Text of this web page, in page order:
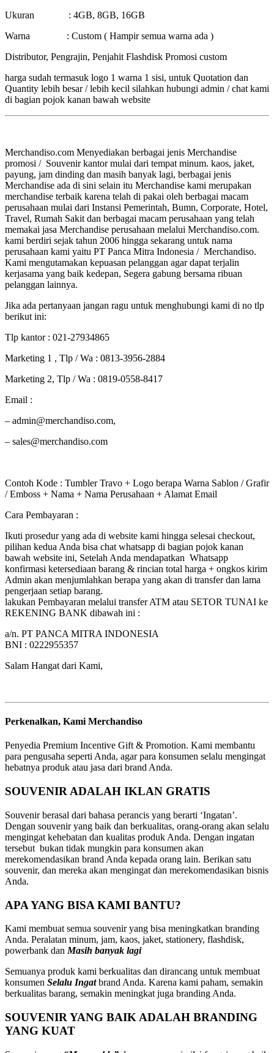
Ukuran : 4GB, 8GB, 16GB
Warna : Custom ( Hampir semua warna ada )
Distributor, Pengrajin, Penjahit Flashdisk Promosi custom
harga sudah termasuk logo 1 warna 1 sisi, untuk Quotation dan
Quantity lebih besar / lebih kecil silahkan hubungi admin / chat kami
di bagian pojok kanan bawah website
Merchandiso.com Menyediakan berbagai jenis Merchandise
promosi / Souvenir kantor mulai dari tempat minum. kaos, jaket,
payung, jam dinding dan masih banyak lagi, berbagai jenis
Merchandise ada di sini selain itu Merchandise kami merupakan
merchandise terbaik karena telah di pakai oleh berbagai macam
perusahaan mulai dari Instansi Pemerintah, Bumn, Corporate, Hotel,
Travel, Rumah Sakit dan berbagai macam perusahaan yang telah
memakai jasa Merchandise perusahaan melalui Merchandiso.com.
kami berdiri sejak tahun 2006 hingga sekarang untuk nama
perusahaan kami yaitu PT Panca Mitra Indonesia / Merchandiso.
Kami mengutamakan kepuasan pelanggan agar dapat terjalin
kerjasama yang baik kedepan, Segera gabung bersama ribuan
pelanggan lainnya.
Jika ada pertanyaan jangan ragu untuk menghubungi kami di no tlp
berikut ini:
Tlp kantor : 021-27934865
Marketing 1 , Tlp / Wa : 0813-3956-2884
Marketing 2, Tlp / Wa : 0819-0558-8417
Email :
– admin@merchandiso.com,
– sales@merchandiso.com
Contoh Kode : Tumbler Travo + Logo berapa Warna Sablon / Grafir
/ Emboss + Nama + Nama Perusahaan + Alamat Email
Cara Pembayaran :
Ikuti prosedur yang ada di website kami hingga selesai checkout,
pilihan kedua Anda bisa chat whatsapp di bagian pojok kanan
bawah website ini, Setelah Anda mendapatkan Whatsapp
konfirmasi ketersediaan barang & rincian total harga + ongkos kirim
Admin akan menjumlahkan berapa yang akan di transfer dan lama
pengerjaan setiap barang.
lakukan Pembayaran melalui transfer ATM atau SETOR TUNAI ke
REKENING BANK dibawah ini :
a/n. PT PANCA MITRA INDONESIA
BNI : 0222955357
Salam Hangat dari Kami,
Perkenalkan, Kami Merchandiso
Penyedia Premium Incentive Gift & Promotion. Kami membantu
para pengusaha seperti Anda, agar para konsumen selalu mengingat
hebatnya produk atau jasa dari brand Anda.
SOUVENIR ADALAH IKLAN GRATIS
Souvenir berasal dari bahasa perancis yang berarti ‘Ingatan’.
Dengan souvenir yang baik dan berkualitas, orang-orang akan selalu
mengingat kehebatan dan kualitas produk Anda. Dengan ingatan
tersebut bukan tidak mungkin para konsumen akan
merekomendasikan brand Anda kepada orang lain. Berikan satu
souvenir, dan mereka akan mengingat dan merekomendasikan bisnis
Anda.
APA YANG BISA KAMI BANTU?
Kami membuat semua souvenir yang bisa meningkatkan branding
Anda. Peralatan minum, jam, kaos, jaket, stationery, flashdisk,
powerbank dan Masih banyak lagi
Semuanya produk kami berkualitas dan dirancang untuk membuat
konsumen Selalu Ingatbrand Anda. Karena kami paham, semakin
berkualitas barang, semakin meningkat juga branding Anda.
SOUVENIR YANG BAIK ADALAH BRANDING
YANG KUAT